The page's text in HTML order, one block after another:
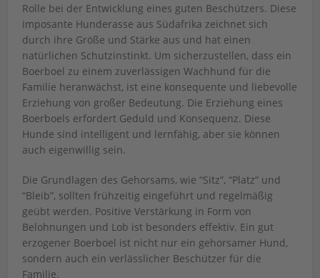
Rolle bei der Entwicklung eines guten Beschützers. Diese
imposante Hunderasse aus Südafrika zeichnet sich
durch ihre Größe und Stärke aus und hat einen
natürlichen Schutzinstinkt. Um sicherzustellen, dass ein
Boerboel zu einem zuverlässigen Wachhund für die
Familie heranwächst, ist eine konsequente und liebevolle
Erziehung von großer Bedeutung. Die Erziehung eines
Boerboels erfordert Geduld und Konsequenz. Diese
Hunde sind intelligent und lernfähig, aber sie können
auch eigenwillig sein.
Die Grundlagen des Gehorsams, wie “Sitz”, “Platz” und
“Bleib”, sollten frühzeitig eingeführt und regelmäßig
geübt werden. Positive Verstärkung in Form von
Belohnungen und Lob ist besonders effektiv. Ein gut
erzogener Boerboel ist nicht nur ein gehorsamer Hund,
sondern auch ein verlässlicher Beschützer für die
Familie.